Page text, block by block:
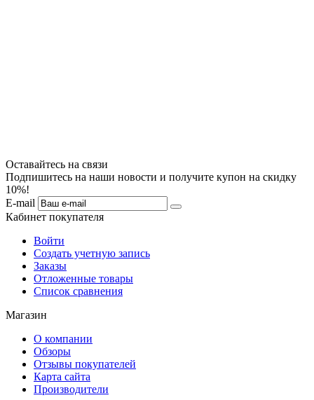
Оставайтесь на связи
Подпишитесь на наши новости и получите купон на скидку
10%!
E-mail
Кабинет покупателя
Войти
Создать учетную запись
Заказы
Отложенные товары
Список сравнения
Магазин
О компании
Обзоры
Отзывы покупателей
Карта сайта
Производители